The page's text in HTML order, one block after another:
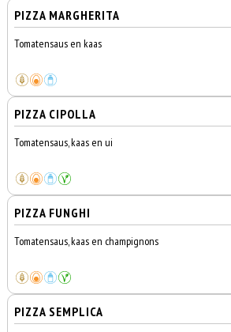
PIZZA MARGHERITA
Tomatensaus en kaas
PIZZA CIPOLLA
Tomatensaus, kaas en ui
PIZZA FUNGHI
Tomatensaus, kaas en champignons
PIZZA SEMPLICA